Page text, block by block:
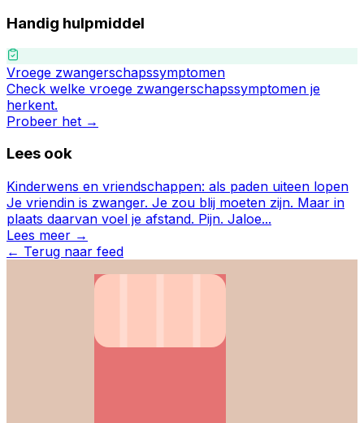
Handig hulpmiddel
Vroege zwangerschapssymptomen
Check welke vroege zwangerschapssymptomen je
herkent.
Probeer het →
Lees ook
Kinderwens en vriendschappen: als paden uiteen lopen
Je vriendin is zwanger. Je zou blij moeten zijn. Maar in
plaats daarvan voel je afstand. Pijn. Jaloe...
Lees meer →
← Terug naar feed